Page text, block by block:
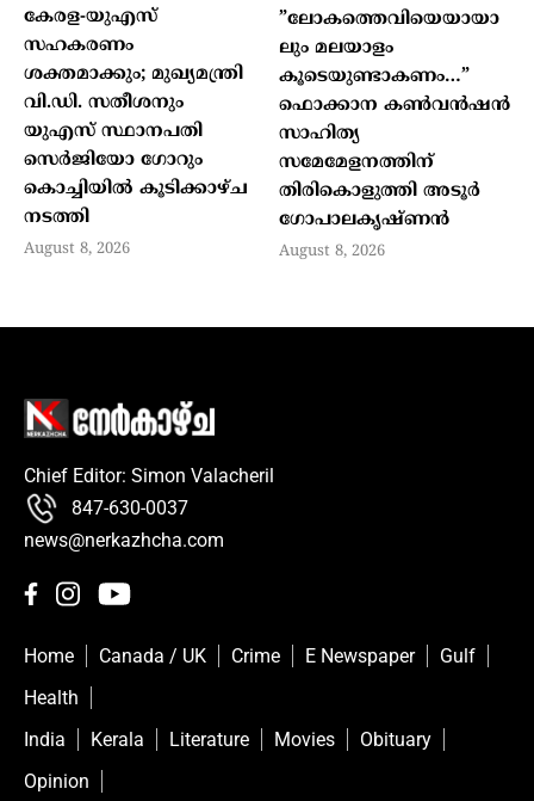
കേരള-യുഎസ്
സഹകരണം
ശക്തമാക്കും; മുഖ്യമന്ത്രി
വി.ഡി. സതീശനും
യുഎസ് സ്ഥാനപതി
സെർജിയോ ഗോറും
കൊച്ചിയിൽ കൂടിക്കാഴ്ച
നടത്തി
August 8, 2026
”ലോകത്തെവിയെയായാ
ലും മലയാളം
കൂടെയുണ്ടാകണം…”
ഫൊക്കാന കണ്‍വന്‍ഷന്‍
സാഹിത്യ
സമേമേളനത്തിന്
തിരികൊളുത്തി അടൂര്‍
ഗോപാലകൃഷ്ണന്‍
August 8, 2026
Chief Editor: Simon Valacheril
847-630-0037
news@nerkazhcha.com
Home Canada / UK Crime E Newspaper
Gulf
Health
India
Kerala Literature Movies
Obituary
Opinion